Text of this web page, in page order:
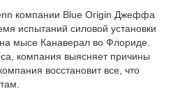
компании Blue Origin Джеффа
испытаний силовой установки
мысе Канаверал во Флориде.
компания выясняет причины
восстановит все, что